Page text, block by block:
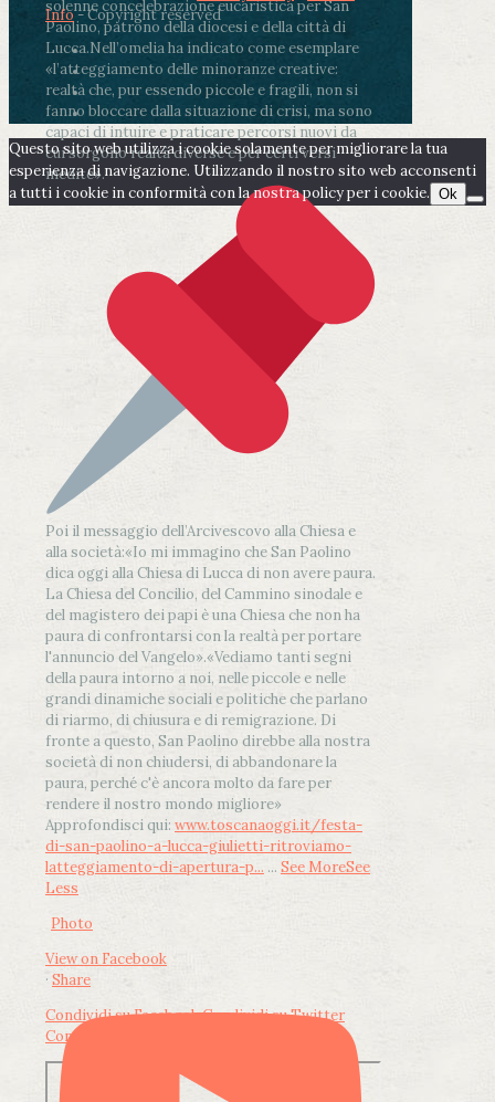
solenne concelebrazione eucaristica per San
Paolino, patrono della diocesi e della città di
Lucca.Nell’omelia ha indicato come esemplare
«l’atteggiamento delle minoranze creative:
realtà che, pur essendo piccole e fragili, non si
fanno bloccare dalla situazione di crisi, ma sono
capaci di intuire e praticare percorsi nuovi da
cui sorgono realtà diverse e per certi versi
inedite».
Poi il messaggio dell’Arcivescovo alla Chiesa e
alla società:«Io mi immagino che San Paolino
dica oggi alla Chiesa di Lucca di non avere paura.
La Chiesa del Concilio, del Cammino sinodale e
del magistero dei papi è una Chiesa che non ha
paura di confrontarsi con la realtà per portare
l'annuncio del Vangelo».«Vediamo tanti segni
della paura intorno a noi, nelle piccole e nelle
grandi dinamiche sociali e politiche che parlano
di riarmo, di chiusura e di remigrazione. Di
fronte a questo, San Paolino direbbe alla nostra
società di non chiudersi, di abbandonare la
paura, perché c'è ancora molto da fare per
rendere il nostro mondo migliore»
Approfondisci qui: www.toscanaoggi.it/festa-
di-san-paolino-a-lucca-giulietti-ritroviamo-
latteggiamento-di-apertura-p... ... See MoreSee
Less
Photo
View on Facebook
· Share
Condividi su FacebookCondividi su Twitter
Condividi su LinkedIn
Info- Copyright reserved
Questo sito web utilizza i cookie solamente per migliorare la tua
esperienza di navigazione. Utilizzando il nostro sito web acconsenti
a tutti i cookie in conformità con la nostra policy per i cookie. Ok